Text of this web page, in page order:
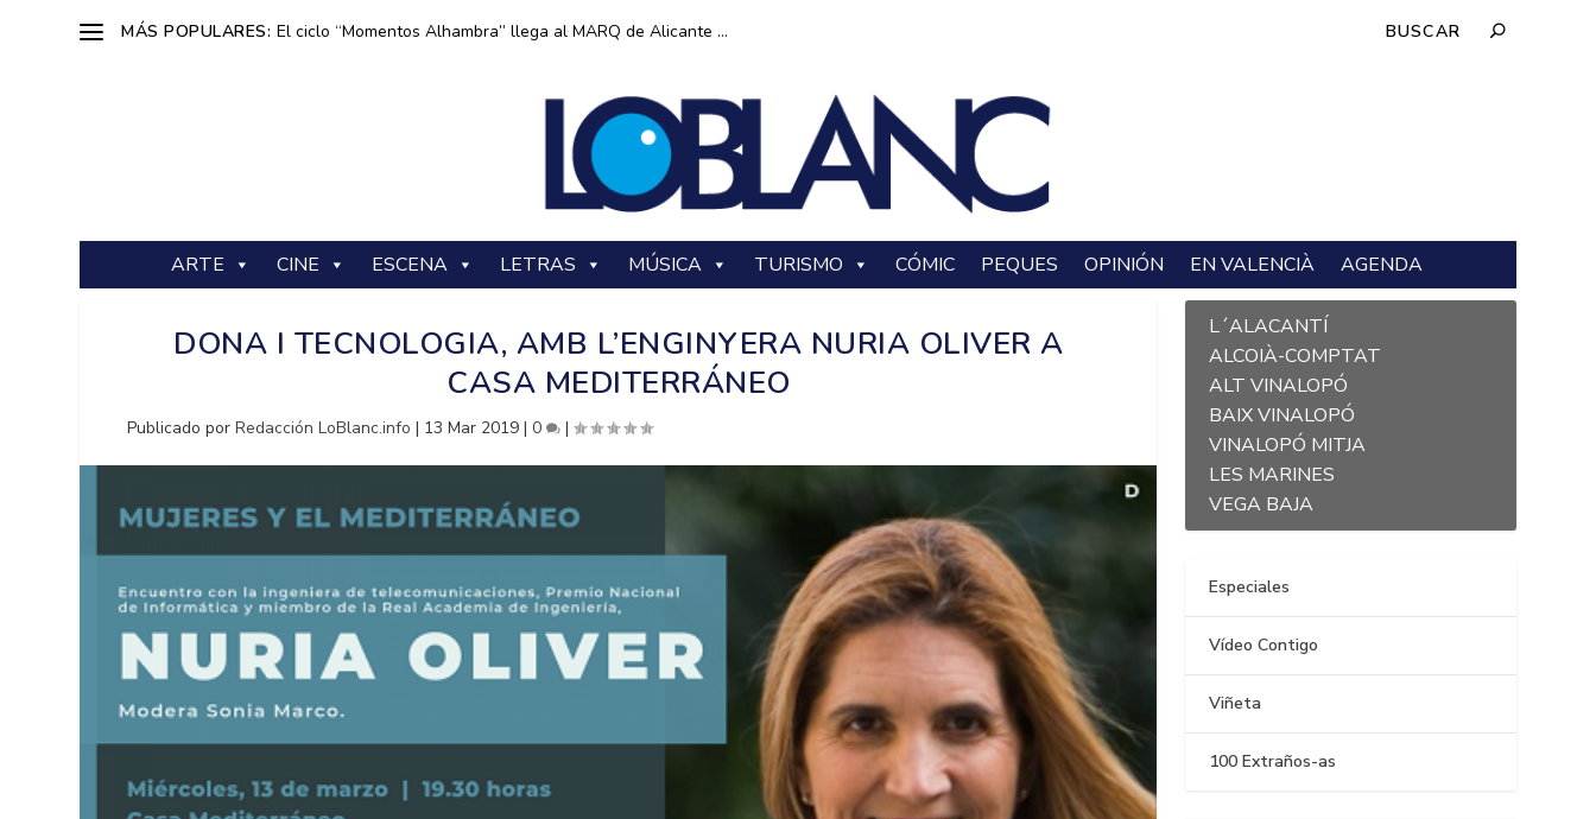
MÁS POPULARES: El ciclo “Momentos Alhambra” llega al MARQ de Alicante ...
ARTE CINE ESCENA LETRAS MÚSICA TURISMO CÓMIC PEQUES OPINIÓN EN VALENCIÀ AGENDA
DONA I TECNOLOGIA, AMB L’ENGINYERA NURIA OLIVER A
CASA MEDITERRÁNEO
Publicado porRedacción LoBlanc.info | 13 Mar 2019 |0 |
L´ALACANTÍ
ALCOIÀ-COMPTAT
ALT VINALOPÓ
BAIX VINALOPÓ
VINALOPÓ MITJA
LES MARINES
VEGA BAJA
Especiales
Vídeo Contigo
Viñeta
100 Extraños-as